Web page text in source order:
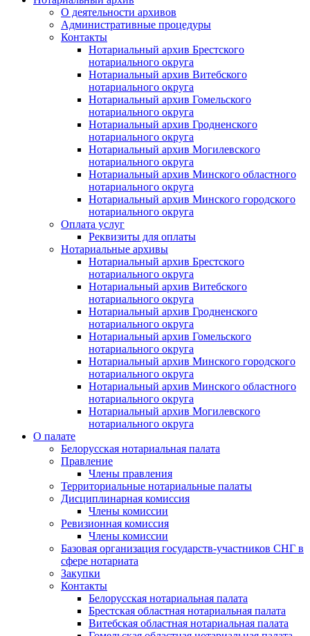
О деятельности архивов
Административные процедуры
Контакты
Нотариальный архив Брестского
нотариального округа
Нотариальный архив Витебского
нотариального округа
Нотариальный архив Гомельского
нотариального округа
Нотариальный архив Гродненского
нотариального округа
Нотариальный архив Могилевского
нотариального округа
Нотариальный архив Минского областного
нотариального округа
Нотариальный архив Минского городского
нотариального округа
Оплата услуг
Реквизиты для оплаты
Нотариальные архивы
Нотариальный архив Брестского
нотариального округа
Нотариальный архив Витебского
нотариального округа
Нотариальный архив Гродненского
нотариального округа
Нотариальный архив Гомельского
нотариального округа
Нотариальный архив Минского городского
нотариального округа
Нотариальный архив Минского областного
нотариального округа
Нотариальный архив Могилевского
нотариального округа
О палате
Белорусская нотариальная палата
Правление
Члены правления
Территориальные нотариальные палаты
Дисциплинарная комиссия
Члены комиссии
Ревизионная комиссия
Члены комиссии
Базовая организация государств-участников СНГ в
сфере нотариата
Закупки
Контакты
Белорусская нотариальная палата
Брестская областная нотариальная палата
Витебская областная нотариальная палата